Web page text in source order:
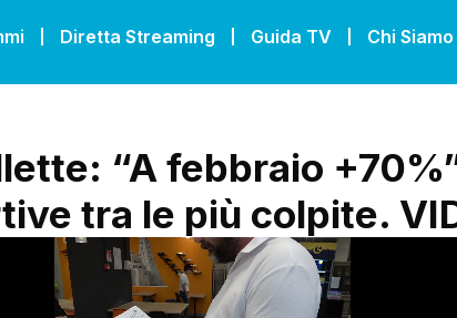
Diretta Streaming Guida TV Chi Siamo
“A febbraio
tra le più colpite.